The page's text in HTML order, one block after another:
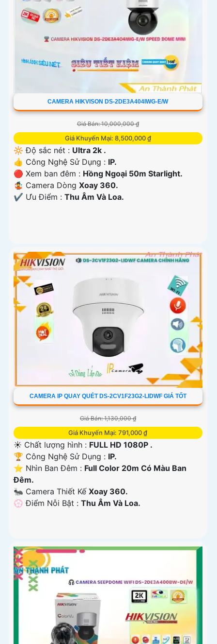
CAMERA HIKVISON DS-2DE3A404IWG-E/W
Giá Bán: 10,000,000 ₫
Giá Khuyến Mại: 8,500,000 ₫
🔆 Độ sắc nét : Ultra 2k .
👍 Công Nghệ Sử Dụng : IP.
🔴 Xem ban đêm : Hồng Ngoại 50m Starlight.
🤹 Camera Dòng Xoay 360.
️✔️ Ưu Điểm : Thu Âm Và Loa.
CAMERA IP QUAY QUÉT DS-2CV1F23G2-LIDWF GIÁ TỐT
Giá Bán: 1,130,000 ₫
Giá Khuyến Mại: 791,000 ₫
☀️ Chất lượng hình : FULL HD 1080P .
🏆 Công Nghệ Sử Dụng : IP.
⭐ Nhìn Ban Đêm : Full Color 20m Có Màu Ban
Ðêm.
🐜 Camera Thiết Kế Xoay 360.
️💮 Điểm Nỗi Bật : Thu Âm Và Loa.